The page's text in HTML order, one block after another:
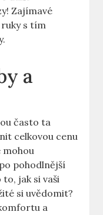
Zajímavé
s tím
a
často ta
celkovou cenu
mohou
pohodlnější
jak si vaši
si uvědomit?
a